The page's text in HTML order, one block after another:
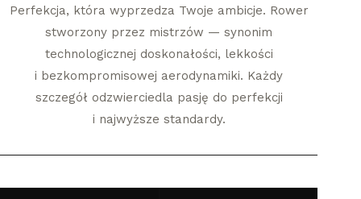
Perfekcja, która wyprzedza Twoje ambicje. Rower
stworzony przez mistrzów — synonim
technologicznej doskonałości, lekkości
i bezkompromisowej aerodynamiki. Każdy
szczegół odzwierciedla pasję do perfekcji
i najwyższe standardy.